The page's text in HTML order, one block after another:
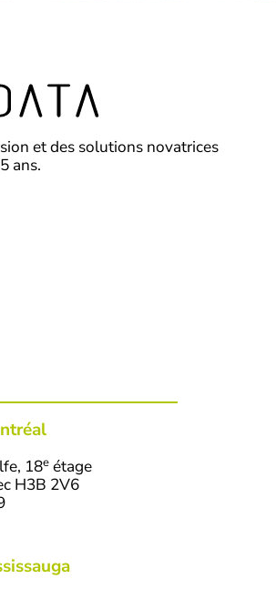
et des solutions novatrices
ans.
18e étage
H3B 2V6